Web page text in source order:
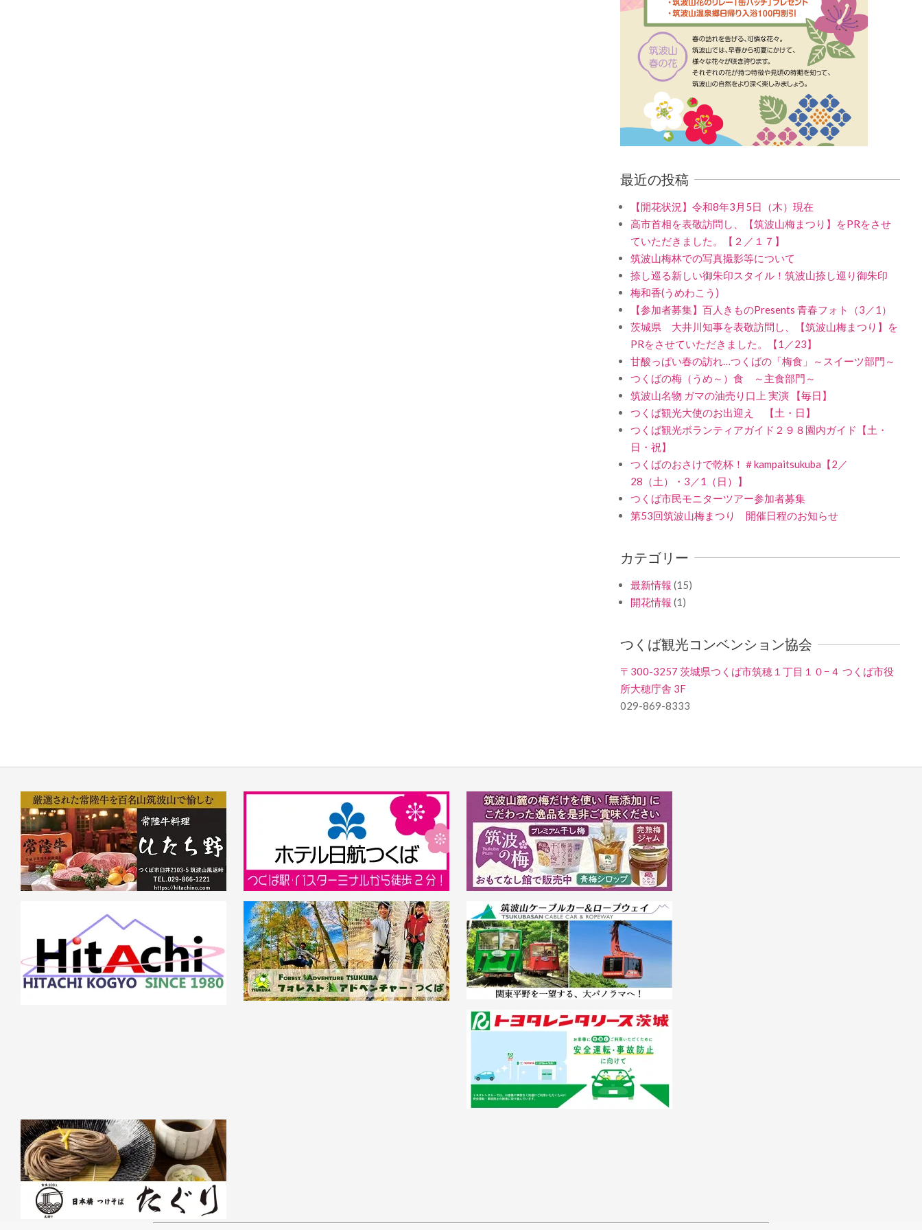
最近の投稿
【開花状況】令和8年3月5日（木）現在
高市首相を表敬訪問し、【筑波山梅まつり】をPRをさせ
ていただきました。【２／１７】
筑波山梅林での写真撮影等について
捺し巡る新しい御朱印スタイル！筑波山捺し巡り御朱印
梅和香(うめわこう)
【参加者募集】百人きものPresents 青春フォト（3／1）
茨城県 大井川知事を表敬訪問し、【筑波山梅まつり】を
PRをさせていただきました。【1／23】
甘酸っぱい春の訪れ…つくばの「梅食」～スイーツ部門～
つくばの梅（うめ～）食 ～主食部門～
筑波山名物 ガマの油売り口上 実演 【毎日】
つくば観光大使のお出迎え 【土・日】
つくば観光ボランティアガイド２９８園内ガイド【土・
日・祝】
つくばのおさけで乾杯！＃kampaitsukuba【2／
28（土）・3／1（日）】
つくば市民モニターツアー参加者募集
第53回筑波山梅まつり 開催日程のお知らせ
カテゴリー
最新情報 (15)
開花情報 (1)
つくば観光コンベンション協会
〒300-3257 茨城県つくば市筑穂１丁目１０−４ つくば市役
所大穂庁舎 3F
029-869-8333